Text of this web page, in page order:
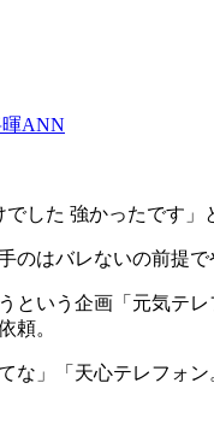
ANN
した 強かったです
はバレないの前提
いう企画「元気テ
頼。
」「天心テレフォ